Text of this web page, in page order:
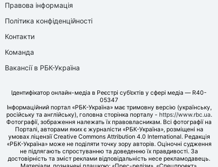
Правова інформація
Політика конфіденційності
Контакти
Команда
Вакансії в РБК-Україна
Ідентифікатор онлайн-медіа в Реєстрі суб’єктів у сфері медіа — R40-
05347
Інформаційний портал «РБК-Україна» має тримовну версію (українську,
російську та англійську), головна сторінка порталу - https://www.rbc.ua.
Фотографії, зображення належать їх правовласникам. Всі фотографії на
Порталі, авторами яких є журналісти «РБК-Україна», розміщені на
умовах ліцензії Creative Commons Attribution 4.0 International. Редакція
«РБК-Україна» може не поділяти точку зору авторів. Оціночні судження
не підлягають спростуванню та доведенню їх правдивості. За
достовірність та зміст реклами відповідальність несе рекламодавець.